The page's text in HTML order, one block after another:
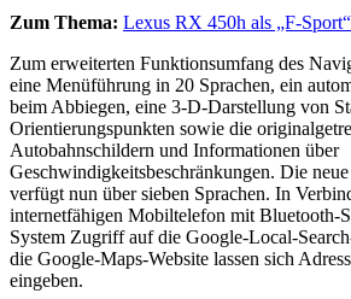
Zum Thema: Lexus RX 450h als „F-
Zum erweiterten Funktionsumfang des
eine Menüführung in 20 Sprachen, ein
beim Abbiegen, eine 3-D-Darstellung von
Orientierungspunkten sowie die
Autobahnschildern und Informationen über
Geschwindigkeitsbeschränkungen. Die
verfügt nun über sieben Sprachen. In
internetfähigen Mobiltelefon mit Bluetooth-
System Zugriff auf die Google-Local-
die Google-Maps-Website lassen sich
eingeben.